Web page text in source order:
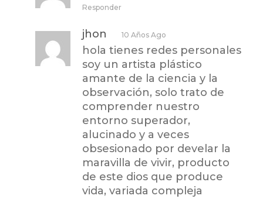
Responder
jhon 10 Años Ago
hola tienes redes personales
soy un artista plástico
amante de la ciencia y la
observación, solo trato de
comprender nuestro
entorno superador,
alucinado y a veces
obsesionado por develar la
maravilla de vivir, producto
de este dios que produce
vida, variada compleja